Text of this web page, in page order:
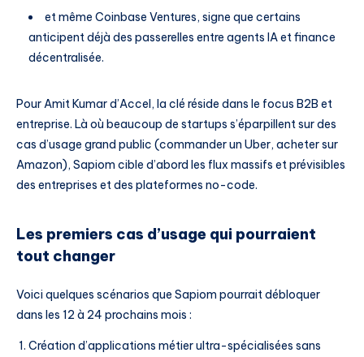
et même Coinbase Ventures, signe que certains
anticipent déjà des passerelles entre agents IA et finance
décentralisée.
Pour Amit Kumar d’Accel, la clé réside dans le focus B2B et
entreprise. Là où beaucoup de startups s’éparpillent sur des
cas d’usage grand public (commander un Uber, acheter sur
Amazon), Sapiom cible d’abord les flux massifs et prévisibles
des entreprises et des plateformes no-code.
Les premiers cas d’usage qui pourraient
tout changer
Voici quelques scénarios que Sapiom pourrait débloquer
dans les 12 à 24 prochains mois :
Création d’applications métier ultra-spécialisées sans